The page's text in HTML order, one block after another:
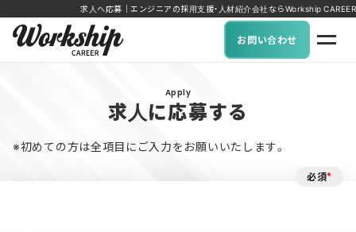
求人へ応募｜エンジニアの採用支援・人材紹介会社ならWorkship CAREER
お問い合わせ
Apply
求人に応募する
※初めての方は全項目にご入力をお願いいたします。
必須*